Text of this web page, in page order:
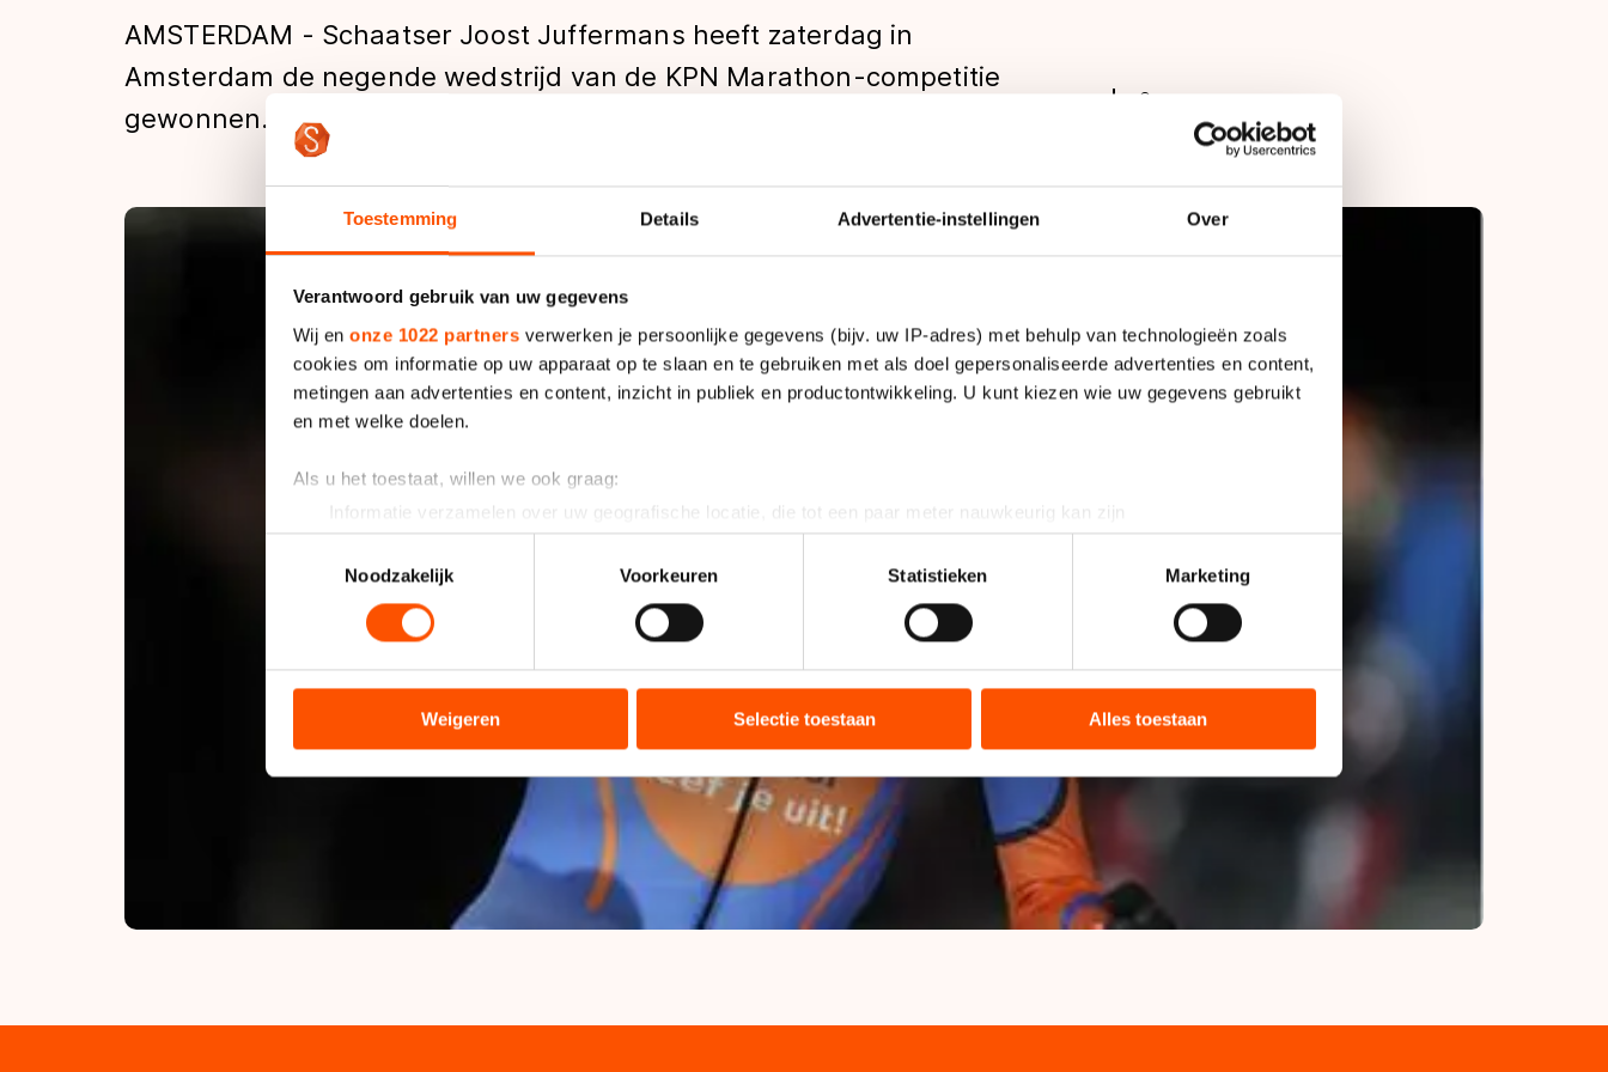
Toestemming Details Advertentie-instellingen Over
Verantwoord gebruik van uw gegevens
Wij en onze 1022 partners verwerken je persoonlijke gegevens (bijv. uw IP-adres) met behulp van technologieën zoals
cookies om informatie op uw apparaat op te slaan en te gebruiken met als doel gepersonaliseerde advertenties en content,
metingen aan advertenties en content, inzicht in publiek en productontwikkeling. U kunt kiezen wie uw gegevens gebruikt
en met welke doelen.
Als u het toestaat, willen we ook graag:
Informatie verzamelen over uw geografische locatie, die tot een paar meter nauwkeurig kan zijn
Uw apparaat identificeren door het actief te scannen op specifieke eigenschappen (fingerprinting)
Lees meer over hoe uw persoonlijke gegevens worden verwerkt en stel uw voorkeuren in het
detailgedeeltein. U kunt uw
toestemming op elk moment wijzigen of intrekken in de Cookieverklaring.
analyseren. We delen informatie over uw gebruik van onze site met onze partners voor social media, advertenties en
analyse. Zij kunnen deze combineren met andere gegevens die u aan hen heeft verstrekt of die zij hebben verzameld via
hun services. Sommige partners kunnen gegevens doorgeven aan landen buiten de EU, zoals de VS, waar mogelijk geen
adequaat beschermingsniveau geldt volgens de GDPR. Door op ‘Toestaan’ te klikken, stemt u in met deze overdracht.
Meer informatie vindt u in ons
cookiebeleid
Noodzakelijk
Voorkeuren Statistieken Marketing
Weigeren Selectie toestaan Alles toestaan
Tijden & historie
De weg op
Schaatsfans
Olympische Spelen
Op
10 december 2011
AMSTERDAM - Schaatser Joost Juffermans heeft zaterdag in
Amsterdam de negende wedstrijd van de KPN Marathon-competitie
gewonnen.